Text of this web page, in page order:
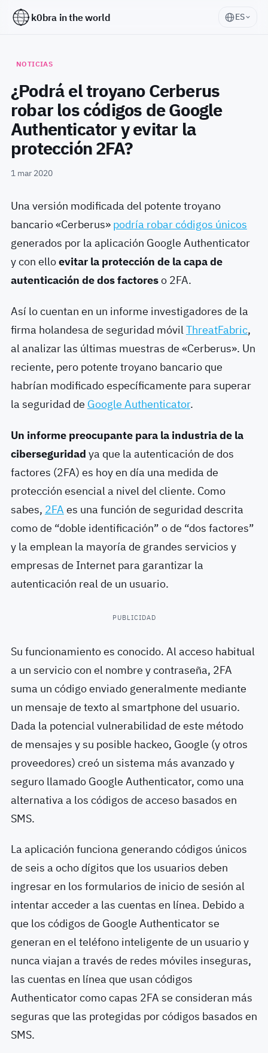
k0bra in the world ES
NOTICIAS
¿Podrá el troyano Cerberus
robar los códigos de Google
Authenticator y evitar la
protección 2FA?
1 mar 2020
Una versión modificada del potente troyano
bancario «Cerberus» podría robar códigos únicos
generados por la aplicación Google Authenticator
y con elloevitar la protección de la capa de
autenticación de dos factoreso 2FA.
Así lo cuentan en un informe investigadores de la
firma holandesa de seguridad móvilThreatFabric,
al analizar las últimas muestras de «Cerberus». Un
reciente, pero potente troyano bancario que
habrían modificado específicamente para superar
la seguridad de Google Authenticator.
Un informe preocupante para la industria de la
ciberseguridad ya que la autenticación de dos
factores (2FA) es hoy en día una medida de
protección esencial a nivel del cliente. Como
sabes, 2FA es una función de seguridad descrita
como de “doble identificación” o de “dos factores”
y la emplean la mayoría de grandes servicios y
empresas de Internet para garantizar la
autenticación real de un usuario.
PUBLICIDAD
Su funcionamiento es conocido. Al acceso habitual
a un servicio con el nombre y contraseña, 2FA
suma un código enviado generalmente mediante
un mensaje de texto al smartphone del usuario.
Dada la potencial vulnerabilidad de este método
de mensajes y su posible hackeo, Google (y otros
proveedores) creó un sistema más avanzado y
seguro llamado Google Authenticator, como una
alternativa a los códigos de acceso basados ​​en
SMS.
La aplicación funciona generando códigos únicos
de seis a ocho dígitos que los usuarios deben
ingresar en los formularios de inicio de sesión al
intentar acceder a las cuentas en línea. Debido a
que los códigos de Google Authenticator se
generan en el teléfono inteligente de un usuario y
nunca viajan a través de redes móviles inseguras,
las cuentas en línea que usan códigos
Authenticator como capas 2FA se consideran más
seguras que las protegidas por códigos basados ​​en
SMS.